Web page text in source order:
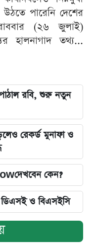
উঠতে পারেনি দেশের
(২৬ জুলাই)
হালনাগাদ তথ্য...
রবি, শুরু নতুন
রেকর্ড মুনাফা ও
কেন?
ডিএসই ও বিএসইসি